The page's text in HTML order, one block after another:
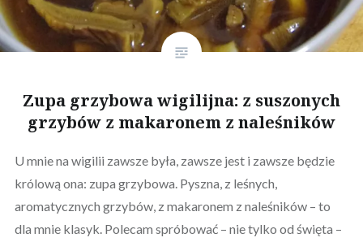
Zupa grzybowa wigilijna: z suszonych
grzybów z makaronem z naleśników
U mnie na wigilii zawsze była, zawsze jest i zawsze będzie
królową ona: zupa grzybowa. Pyszna, z leśnych,
aromatycznych grzybów, z makaronem z naleśników – to
dla mnie klasyk. Polecam spróbować – nie tylko od święta –